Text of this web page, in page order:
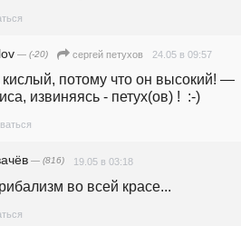
— (-20) сергей петухов 24.05 в 09:57
кислый, потому что он высокий! —
извиняясь - петух(ов) !  :-)
— (816) 19.05 в 03:18
во всей красе...